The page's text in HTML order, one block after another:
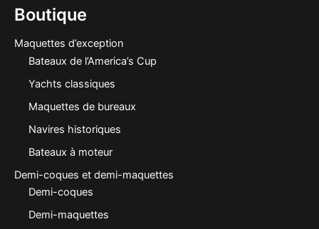
Boutique
Maquettes d’exception
Bateaux de l’America’s Cup
Yachts classiques
Maquettes de bureaux
Navires historiques
Bateaux à moteur
Demi-coques et demi-maquettes
Demi-coques
Demi-maquettes